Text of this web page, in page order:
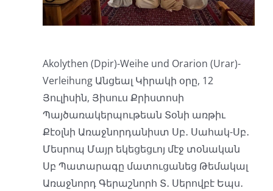
Akolythen (Dpir)-Weihe und Orarion (Urar)-
Verleihung Անցեալ Կիրակի օրը, 12
Յուլիսին, Յիսուս Քրիստոսի
Պայծառակերպութեան Տօնի առթիւ
Քէօլնի Առաջնորդանիստ Սբ․ Սահակ-Սբ․
Մեսրոպ Մայր եկեցեցւոյ մէջ տօնական
Սբ Պատարագը մատուցանեց Թեմակալ
Առաջնորդ Գերաշնորհ Տ․ Սերովբէ Եպս․